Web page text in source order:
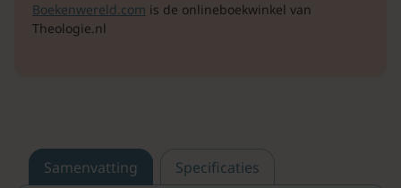
Boekenwereld.com is de onlineboekwinkel van
Theologie.nl
Samenvatting Specificaties